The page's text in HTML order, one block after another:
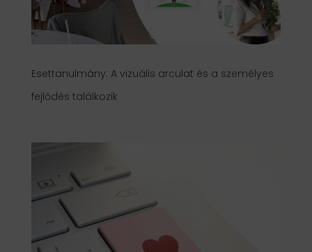
Esettanulmány: A vizuális arculat és a személyes
fejlődés találkozik